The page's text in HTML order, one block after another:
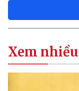
Xem nhiều